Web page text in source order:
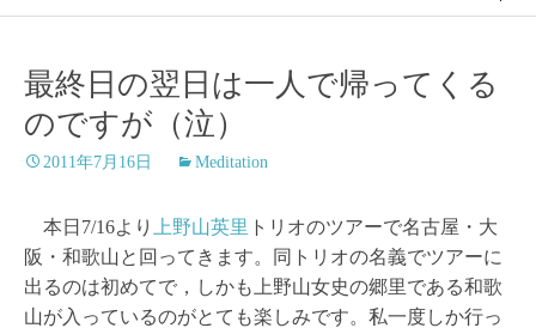
最終日の翌日は一人で帰ってくる
のですが（泣）
2011年7月16日 Meditation
本日7/16より 上野山英里 トリオのツアーで名古屋・大
阪・和歌山と回ってきます。同トリオの名義でツアーに
出るのは初めてで，しかも上野山女史の郷里である和歌
山が入っているのがとても楽しみです。私一度しか行っ